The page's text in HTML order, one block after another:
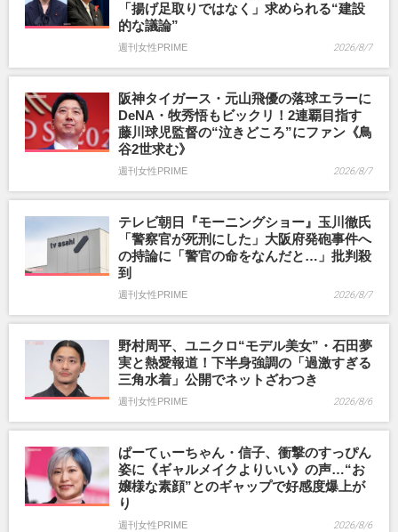
「揚げ足取りではなく」求められる“建設
的な議論”
週刊女性PRIME 2026/8/7
阪神タイガース・元山飛優の落球エラーに
DeNA・牧秀悟もビックリ！2連覇目指す
藤川球児監督の“泣きどころ”にファン《鳥
谷2世求む》
週刊女性PRIME 2026/8/7
テレビ朝日『モーニングショー』玉川徹氏
「警察官が死刑にした」大阪府発砲事件へ
の持論に「警官の命をなんだと…」批判殺
到
週刊女性PRIME 2026/8/7
野村周平、ユニクロ“モデル美女”・石田夢
実と熱愛報道！下半身強調の「過激すぎる
三角水着」公開でネットざわつき
週刊女性PRIME 2026/8/6
ぱーてぃーちゃん・信子、衝撃のすっぴん
姿に《ギャルメイクよりいい》の声…“お
嬢様な素顔”とのギャップで好感度爆上が
り
週刊女性PRIME 2026/8/6